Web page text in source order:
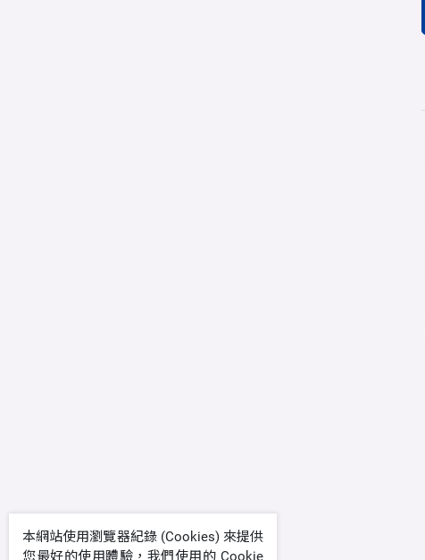
本網站使用瀏覽器紀錄 (Cookies) 來提供
您最好的使用體驗，我們使用的 Cookie